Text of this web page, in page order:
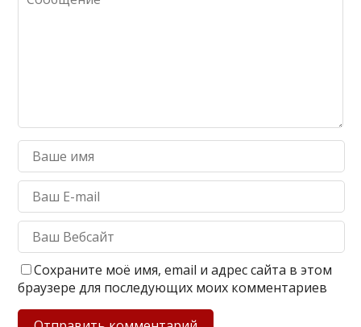
Сохраните моё имя, email и адрес сайта в этом
браузере для последующих моих комментариев